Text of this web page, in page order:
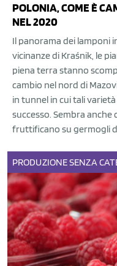
POLONIA, COME È
NEL 2020
Il panorama dei lamponi
vicinanze di Kraśnik, le
piena terra stanno
cambio nel nord di
in tunnel in cui tali
successo. Sembra anche
fruttificano su germogli
PRODUZIONESENZA